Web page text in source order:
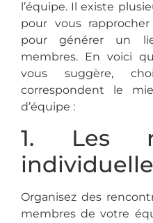
l’équipe. Il existe
pour vous
pour générer un
membres. En voici
vous suggère,
correspondent le
d’équipe :
1. Les
Organisez des
membres de votre